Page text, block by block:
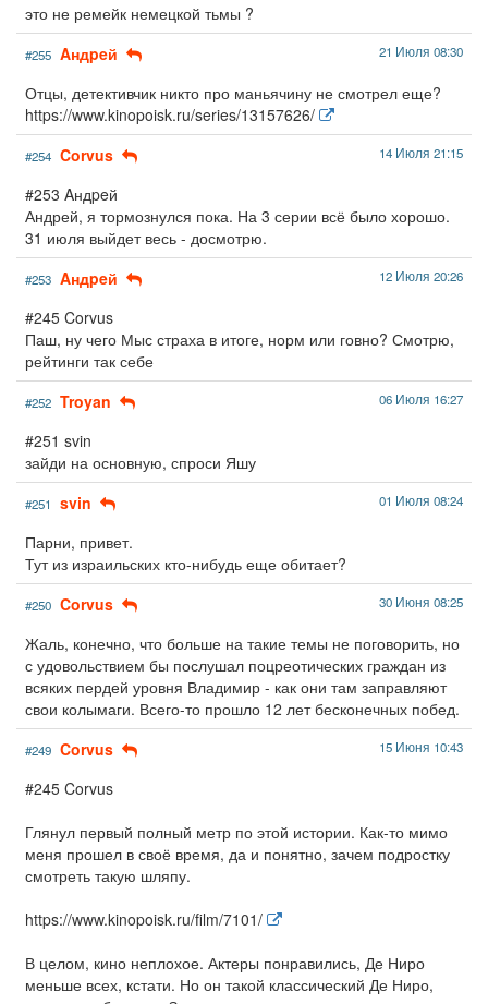
это не ремейк немецкой тьмы ?
#255 Aндpeй 21 Июля 08:30
Отцы, детективчик никто про маньячину не смотрел еще?
https://www.kinopoisk.ru/series/13157626/
#254 Corvus 14 Июля 21:15
#253 Aндpeй
Андрей, я тормознулся пока. На 3 серии всё было хорошо.
31 июля выйдет весь - досмотрю.
#253 Aндpeй 12 Июля 20:26
#245 Corvus
Паш, ну чего Мыс страха в итоге, норм или говно? Смотрю,
рейтинги так себе
#252 Troyan 06 Июля 16:27
#251 svin
зайди на основную, спроси Яшу
#251 svin 01 Июля 08:24
Парни, привет.
Тут из израильских кто-нибудь еще обитает?
#250 Corvus 30 Июня 08:25
Жаль, конечно, что больше на такие темы не поговорить, но
с удовольствием бы послушал поцреотических граждан из
всяких пердей уровня Владимир - как они там заправляют
свои колымаги. Всего-то прошло 12 лет бесконечных побед.
#249 Corvus 15 Июня 10:43
#245 Corvus
Глянул первый полный метр по этой истории. Как-то мимо
меня прошел в своё время, да и понятно, зачем подростку
смотреть такую шляпу.
https://www.kinopoisk.ru/film/7101/
В целом, кино неплохое. Актеры понравились, Де Ниро
меньше всех, кстати. Но он такой классический Де Ниро,